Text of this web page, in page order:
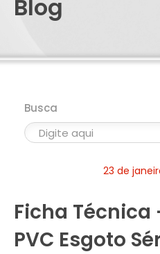
Blog
Busca
23 de
Ficha Técnica
PVC Esgoto